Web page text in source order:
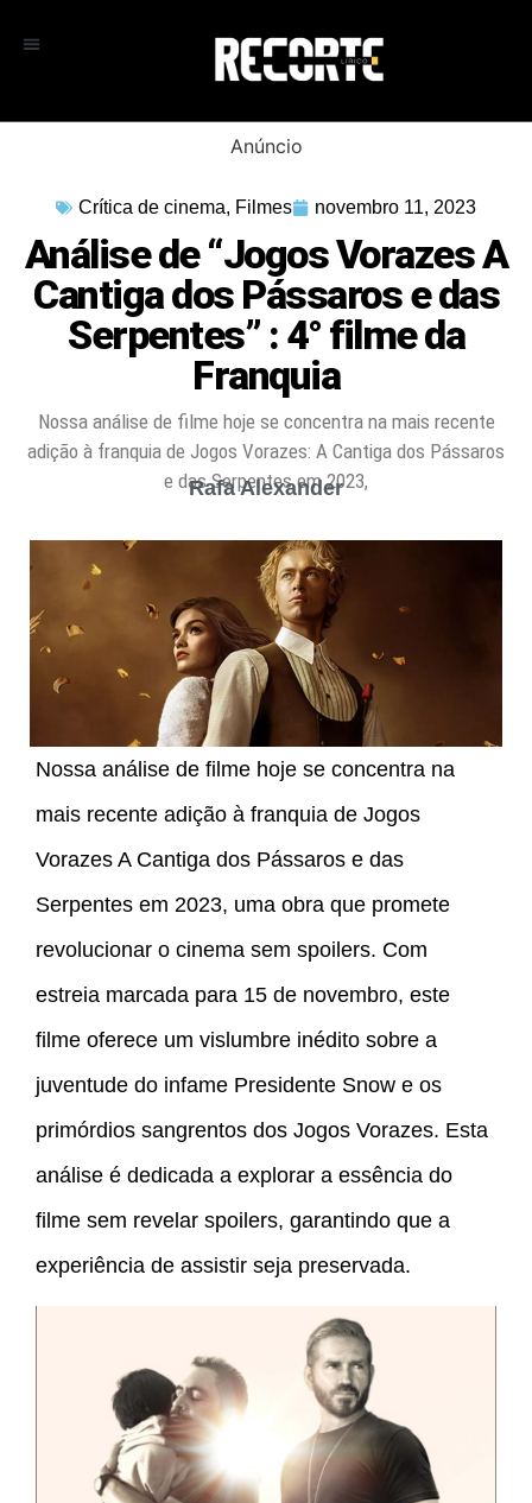
Anúncio
Crítica de cinema, Filmes novembro 11, 2023
Análise de “Jogos Vorazes A
Cantiga dos Pássaros e das
Serpentes” : 4° filme da
Franquia
Nossa análise de filme hoje se concentra na mais recente
adição à franquia de Jogos Vorazes: A Cantiga dos Pássaros
e das Serpentes em 2023,
Rafa Alexander
Nossa análise de filme hoje se concentra na
mais recente adição à franquia de Jogos
Vorazes A Cantiga dos Pássaros e das
Serpentes em 2023, uma obra que promete
revolucionar o cinema sem spoilers. Com
estreia marcada para 15 de novembro, este
filme oferece um vislumbre inédito sobre a
juventude do infame Presidente Snow e os
primórdios sangrentos dos Jogos Vorazes. Esta
análise é dedicada a explorar a essência do
filme sem revelar spoilers, garantindo que a
experiência de assistir seja preservada.